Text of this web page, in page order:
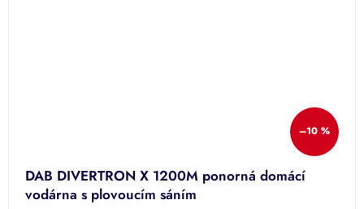
–10 %
DAB DIVERTRON X 1200M ponorná domácí
vodárna s plovoucím sáním